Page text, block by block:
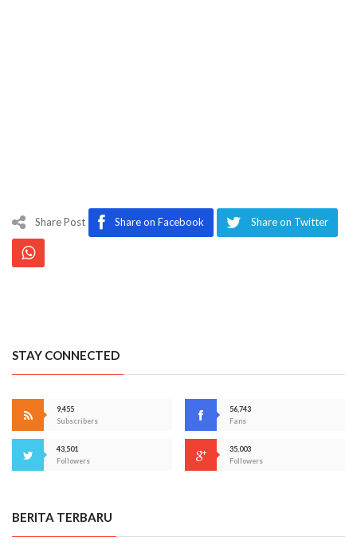
Share Post Share on Facebook Share on Twitter
STAY CONNECTED
9,455
Subscribers
56,743
Fans
43,501
Followers
35,003
Followers
BERITA TERBARU